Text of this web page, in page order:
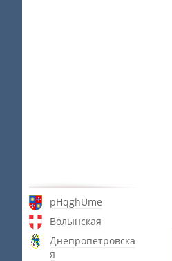
pHqghUme
Волынская
Днепропетровска
я